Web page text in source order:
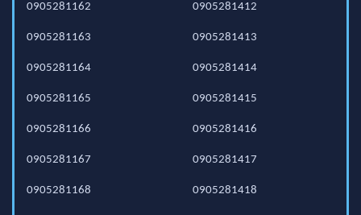
0905281162
0905281163
0905281164
0905281165
0905281166
0905281167
0905281168
0905281412
0905281413
0905281414
0905281415
0905281416
0905281417
0905281418